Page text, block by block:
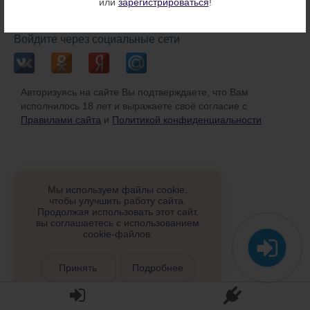
Войдите через социальные сети
Авторизуясь на сайте Вы подтверждаете, что Вам
исполнилось 18 лет и выражаете своё согласие с
Правилами сайта и Политикой конфиденциальности
Мы используем файлы cookie,
чтобы улучшить работу сайта.
Продолжая использовать этот сайт,
вы соглашаетесь с использованием
cookie-файлов.
Принять Подробнее